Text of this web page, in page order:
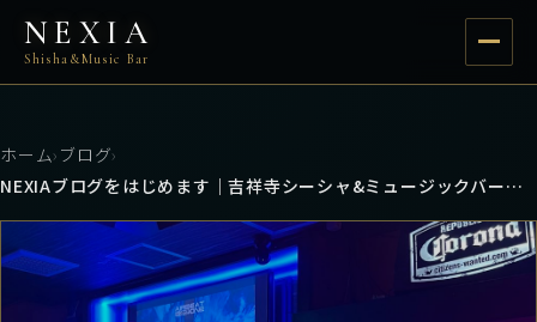
NEXIA
Shisha&Music Bar
ホーム› ブログ›
NEXIAブログをはじめます｜吉祥寺シーシャ&ミュージックバーの公式情報